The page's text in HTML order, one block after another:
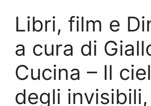
Libri, film e
a cura di
Cucina – Il
degli